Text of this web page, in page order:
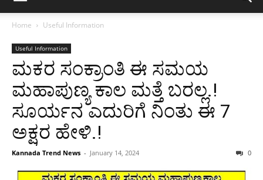
Home Useful Information
Useful Information
ಮಕರ ಸಂಕ್ರಾಂತಿ ಈ ಸಮಯ
ಮಹಾಪುಣ್ಯ ಕಾಲ ಮತ್ತೆ ಬರಲ್ಲ.!
ಸೂರ್ಯನ ಎದುರಿಗೆ ನಿಂತು ಈ 7
ಅಕ್ಷರ ಹೇಳಿ.!
Kannada Trend News - January 14, 2024 0